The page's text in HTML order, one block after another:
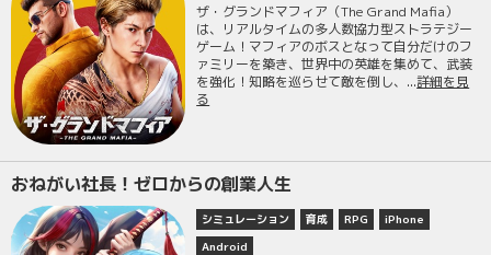
ザ・グランドマフィア（The Grand Mafia）
は、リアルタイムの多人数協力型ストラテジー
ゲーム！マフィアのボスとなって自分だけのフ
ァミリーを築き、世界中の英雄を集めて、武装
を強化！知略を巡らせて敵を倒し、...詳細を見
る
おねがい社長！ゼロからの創業人生
シミュレーション 育成 RPG
iPhone
Android